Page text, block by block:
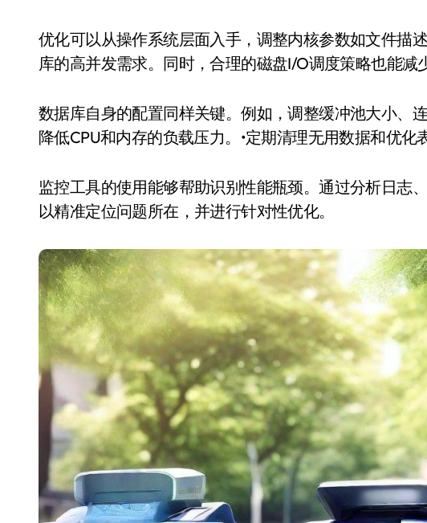
优化可以从操作系统层面入手，调整内核参数如文件描
库的高并发需求。同时，合理的磁盘I/O调度策略也能减
数据库自身的配置同样关键。例如，调整缓冲池大小、
降低CPU和内存的负载压力。•定期清理无用数据和优化
监控工具的使用能够帮助识别性能瓶颈。通过分析日志
以精准定位问题所在，并进行针对性优化。